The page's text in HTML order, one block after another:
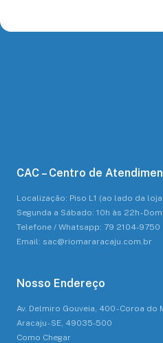
CAC – Centro de
Localização: Piso L1 (ao lado da
Segunda a Sábado: 10h às 22h -
Telefone / Whatsapp: 79 2104-9750
Email: sac@riomararacaju.com.br
Nosso Endereço
Av. Delmiro Gouveia, 400 - Coroa do
Aracaju - SE, 49035-500
Como Chegar